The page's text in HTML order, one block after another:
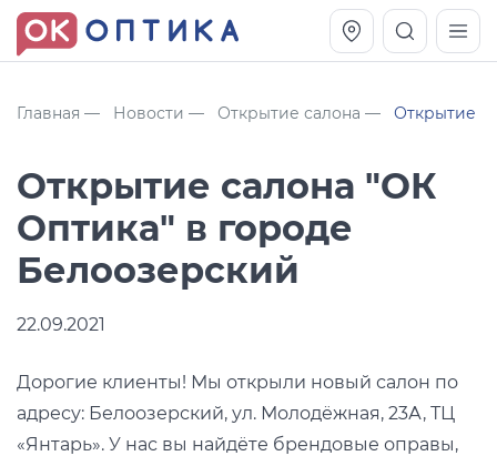
Главная Новости Открытие салона Открытие
Открытие салона "ОК
Оптика" в городе
Белоозерский
22.09.2021
Дорогие клиенты! Мы открыли новый салон по
адресу: Белоозерский, ул. Молодёжная, 23А, ТЦ
«Янтарь». У нас вы найдёте брендовые оправы,
Vogue OVO5230S
11 991
Оправа Vogue OVO 4025
8 270